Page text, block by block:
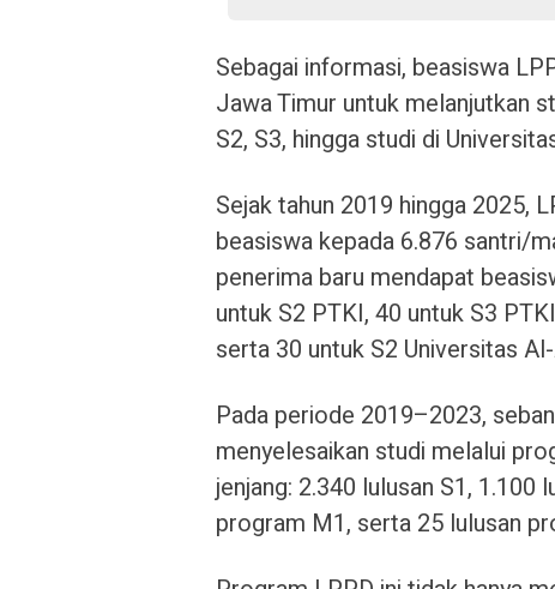
Sebagai informasi, beasiswa
Jawa Timur untuk melanjutkan
S2, S3, hingga studi di
Sejak tahun 2019 hingga 2025,
beasiswa kepada 6.876 santri/
penerima baru mendapat
untuk S2 PTKI, 40 untuk S3
serta 30 untuk S2 Universitas
Pada periode 2019–2023,
menyelesaikan studi melalui
jenjang: 2.340 lulusan S1, 1.100
program M1, serta 25 lulusan